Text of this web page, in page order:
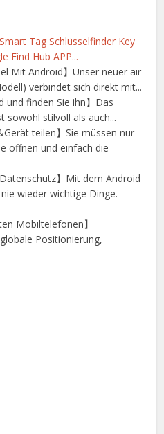
Tag Schlüsselfinder Key
Find Hub APP...
Mit Android】Unser neuer air
verbindet sich direkt mit...
und finden Sie ihn】Das
sowohl stilvoll als auch...
teilen】Sie müssen nur
öffnen und einfach die
】Mit dem Android
wieder wichtige Dinge.
Mobiltelefonen】
Positionierung,